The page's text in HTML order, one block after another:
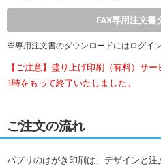
FAX専用注文書
専用注文書のダウンロードにはログイ
【ご注意】盛り上げ印刷（有料）サ
1時をもって終了いたしました。
ご注文の流れ
パプリのはがき印刷は、デザインと